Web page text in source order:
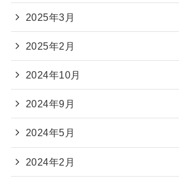
2025年3月
2025年2月
2024年10月
2024年9月
2024年5月
2024年2月